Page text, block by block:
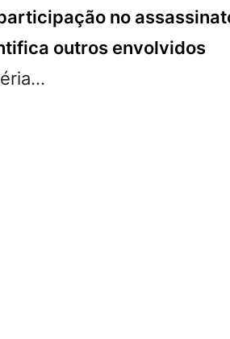
no
outros envolvidos